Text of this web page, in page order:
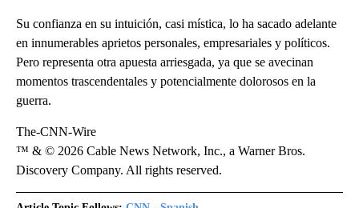
Su confianza en su intuición, casi mística, lo ha sacado adelante
en innumerables aprietos personales, empresariales y políticos.
Pero representa otra apuesta arriesgada, ya que se avecinan
momentos trascendentales y potencialmente dolorosos en la
guerra.
The-CNN-Wire
™ & © 2026 Cable News Network, Inc., a Warner Bros.
Discovery Company. All rights reserved.